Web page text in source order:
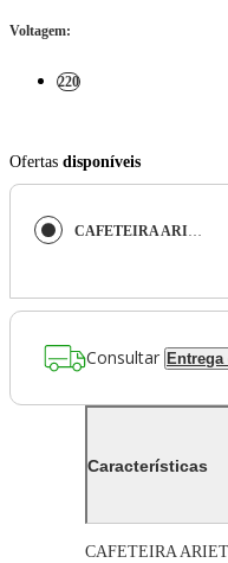
Voltagem:
220
Ofertas disponíveis
CAFETEIRA ARIETE DIAMANTE ESPRESSO AUTOMÁTICA COM MOEDOR PRATA 220V 00M145201ARBR
Consultar
Características
CAFETEIRA